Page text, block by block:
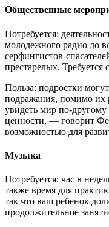
Общественные
Потребуется:
молодежного радио до
серфингистов-
престарелых. Требуется
Польза: подростки
подражания, помимо их
увидеть мир по-
ценности, — говорит
возможностью для
Музыка
Потребуется: час в
также время для
так что ваш ребенок
продолжительное